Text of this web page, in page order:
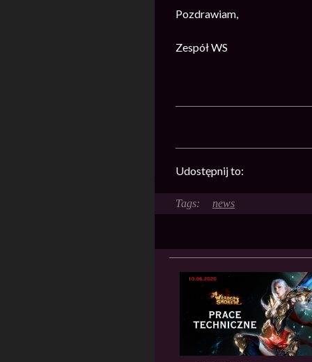
Pozdrawiam,
Zespół WS
Udostępnij to:
news